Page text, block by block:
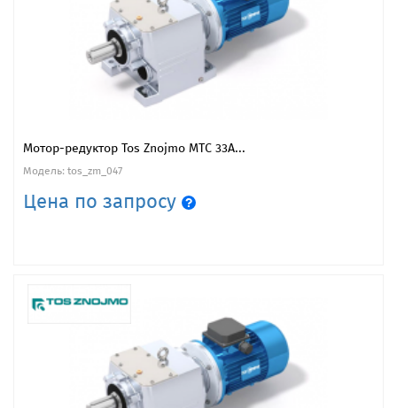
Мотор-редуктор Tos Znojmo MTC 33A...
Модель: tos_zm_047
Цена по запросу